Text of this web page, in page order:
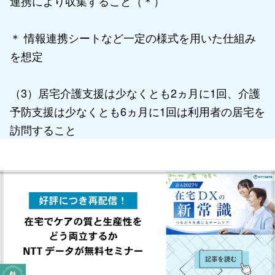
＊ 情報連携シートなど一定の様式を用いた仕組み
を想定
（3）居宅介護支援は少なくとも2ヵ月に1回、介護
予防支援は少なくとも6ヵ月に1回は利用者の居宅を
訪問すること